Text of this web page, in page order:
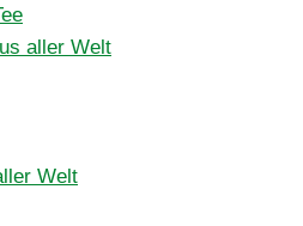
aller Welt
Welt